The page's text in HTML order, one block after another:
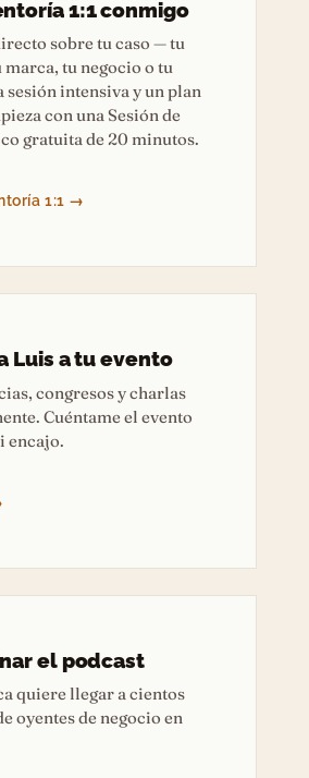
1:1 conmigo
sobre tu caso — tu
tu negocio o tu
sesión intensiva y un plan
con una Sesión de
gratuita de 20 minutos.
1:1 →
Luis a tu evento
congresos y charlas
Cuéntame el evento
encajo.
el podcast
quiere llegar a cientos
oyentes de negocio en